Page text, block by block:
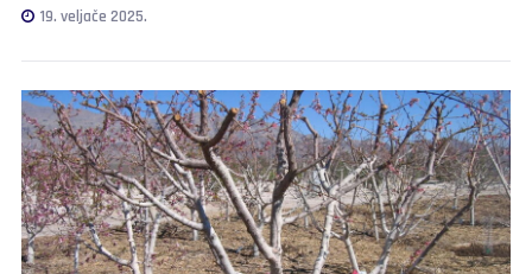
19. veljače 2025.